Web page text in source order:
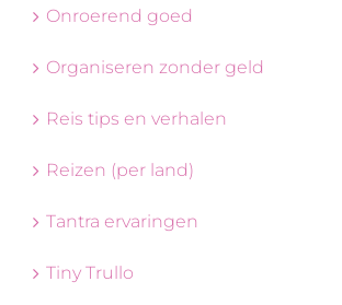
Onroerend goed
Organiseren zonder geld
Reis tips en verhalen
Reizen (per land)
Tantra ervaringen
Tiny Trullo